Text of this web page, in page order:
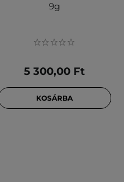
9g
5 300,00 Ft
KOSÁRBA